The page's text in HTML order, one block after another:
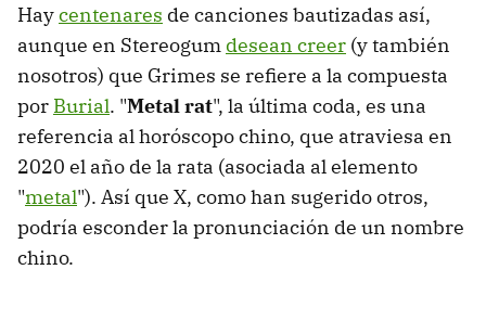
Haycentenares de canciones bautizadas así,
aunque en Stereogum desean creer (y también
nosotros) que Grimes se refiere a la compuesta
por Burial. "Metal rat", la última coda, es una
referencia al horóscopo chino, que atraviesa en
2020 el año de la rata (asociada al elemento
"metal"). Así que X, como han sugerido otros,
podría esconder la pronunciación de un nombre
chino.